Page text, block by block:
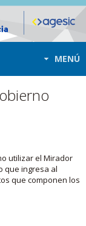
MENÚ
utilizar el Mirador
que ingresa al
que componen los